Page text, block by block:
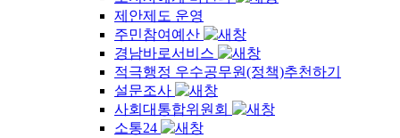
제안제도 운영
주민참여예산
경남바로서비스
적극행정 우수공무원(정책)추천하기
설문조사
사회대통합위원회
소통24